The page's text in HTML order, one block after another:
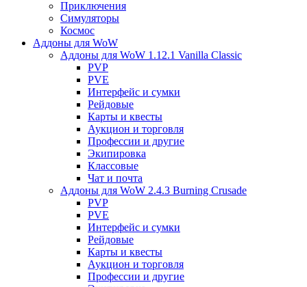
Приключения
Симуляторы
Космос
Аддоны для WoW
Аддоны для WoW 1.12.1 Vanilla Classic
PVP
PVE
Интерфейс и сумки
Рейдовые
Карты и квесты
Аукцион и торговля
Профессии и другие
Экипировка
Классовые
Чат и почта
Аддоны для WoW 2.4.3 Burning Crusade
PVP
PVE
Интерфейс и сумки
Рейдовые
Карты и квесты
Аукцион и торговля
Профессии и другие